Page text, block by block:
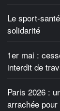
Le sport-
solidarité
1er mai :
interdit de
Paris 2026 :
arrachée